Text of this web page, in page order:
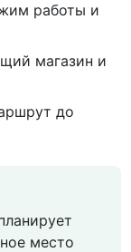
работы и
магазин и
до
место